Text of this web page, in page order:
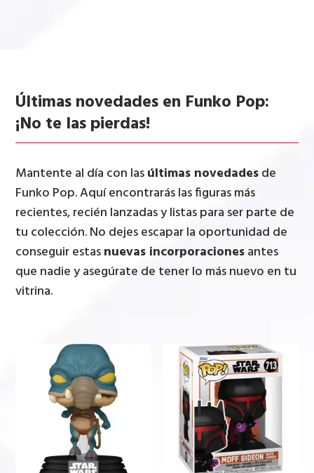
Últimas novedades en Funko Pop:
¡No te las pierdas!
Mantente al día con lasúltimas novedadesde
Funko Pop. Aquí encontrarás las figuras más
recientes, recién lanzadas y listas para ser parte de
tu colección. No dejes escapar la oportunidad de
conseguir estasnuevas incorporacionesantes
que nadie y asegúrate de tener lo más nuevo en tu
vitrina.